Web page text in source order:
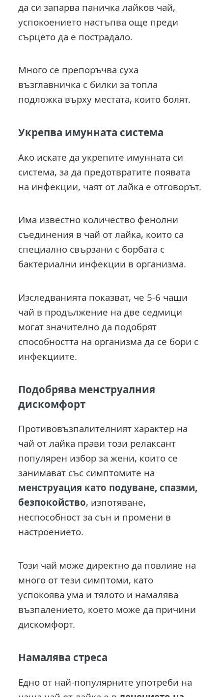
да си запарва паничка лайков чай,
успокоението настъпва още преди
сърцето да е пострадало.
Много се препоръчва суха
възглавничка с билки за топла
подложка върху местата, които болят.
Укрепва имунната система
Ако искате да укрепите имунната си
система, за да предотвратите появата
на инфекции, чаят от лайка е отговорът.
Има известно количество фенолни
съединения в чай от лайка, които са
специално свързани с борбата с
бактериални инфекции в организма.
Изследванията показват, че 5-6 чаши
чай в продължение на две седмици
могат значително да подобрят
способността на организма да се бори с
инфекциите.
Подобрява менструалния
дискомфорт
Противовъзпалителният характер на
чай от лайка прави този релаксант
популярен избор за жени, които се
занимават със симптомите на
менструация като подуване, спазми,
безпокойство, изпотяване,
неспособност за сън и промени в
настроението.
Този чай може директно да повлияе на
много от тези симптоми, като
успокоява ума и тялото и намалява
възпалението, което може да причини
дискомфорт.
Намалява стреса
Едно от най-популярните употреби на